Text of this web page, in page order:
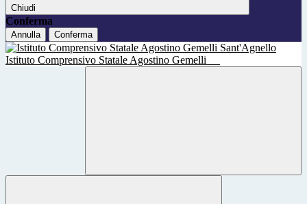
Chiudi
Conferma
Annulla Conferma
Istituto Comprensivo Statale Agostino Gemelli